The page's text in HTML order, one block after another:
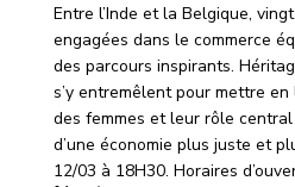
Entre l’Inde et la Belgique,
engagées dans le commerce
des parcours inspirants.
s’y entremêlent pour mettre
des femmes et leur rôle
d’une économie plus juste et
12/03 à 18H30. Horaires